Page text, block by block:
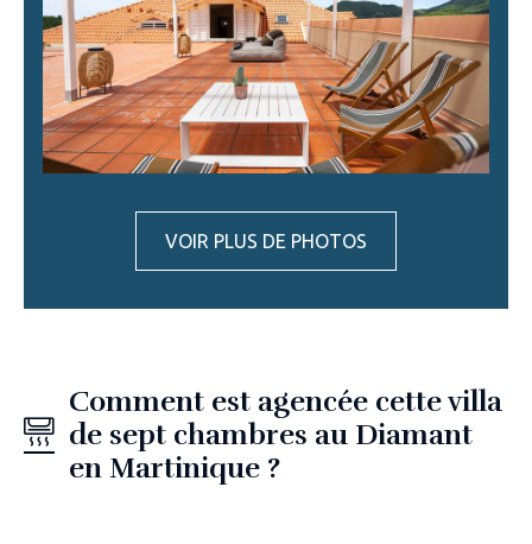
VOIR PLUS DE PHOTOS
Comment est agencée cette villa
de sept chambres au Diamant
en Martinique ?